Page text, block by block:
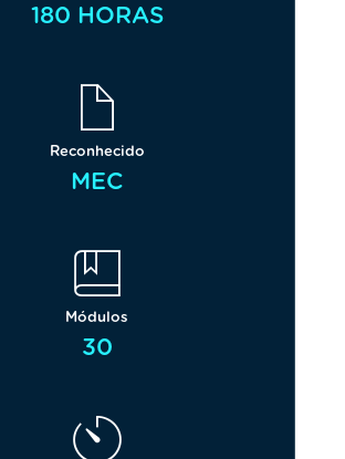
180 HORAS
Reconhecido
MEC
Módulos
30